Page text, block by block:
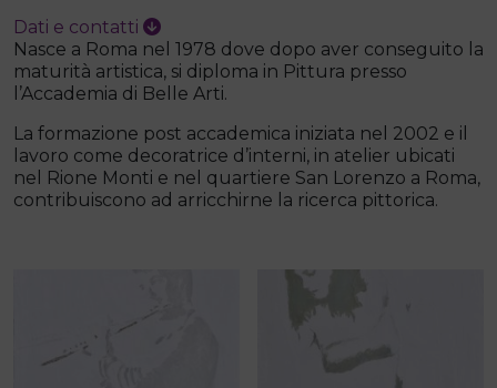
Dati e contatti
Nasce a Roma nel 1978 dove dopo aver conseguito la
maturità artistica, si diploma in Pittura presso
l’Accademia di Belle Arti.
La formazione post accademica iniziata nel 2002 e il
lavoro come decoratrice d’interni, in atelier ubicati
nel Rione Monti e nel quartiere San Lorenzo a Roma,
contribuiscono ad arricchirne la ricerca pittorica.